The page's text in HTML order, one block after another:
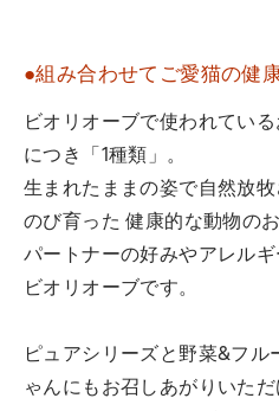
●組み合わせてご愛猫の健
ビオリオーブで使われてい
につき「1種類」。
生まれたままの姿で自然放
のび育った 健康的な動物の
パートナーの好みやアレル
ビオリオーブです。
ピュアシリーズと野菜&フル
ゃんにもお召しあがりいただ